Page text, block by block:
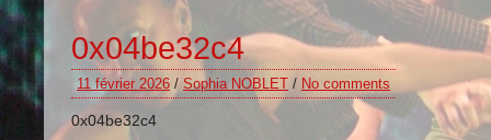
0x04be32c4
11 février 2026 / Sophia NOBLET / No comments
0x04be32c4